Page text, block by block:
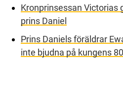
Kronprinsessan Victorias
prins Daniel
Prins Daniels föräldrar
inte bjudna på kungens